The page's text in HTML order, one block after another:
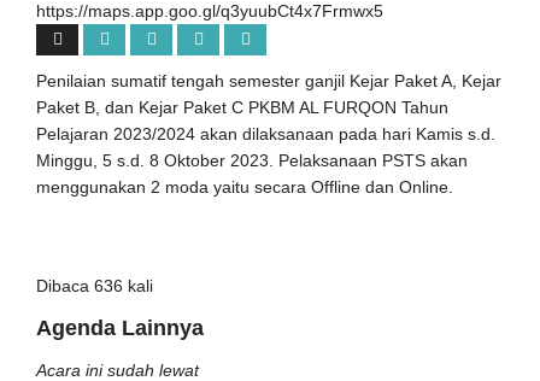
https://maps.app.goo.gl/q3yuubCt4x7Frmwx5
Penilaian sumatif tengah semester ganjil Kejar Paket A, Kejar
Paket B, dan Kejar Paket C PKBM AL FURQON Tahun
Pelajaran 2023/2024 akan dilaksanaan pada hari Kamis s.d.
Minggu, 5 s.d. 8 Oktober 2023. Pelaksanaan PSTS akan
menggunakan 2 moda yaitu secara Offline dan Online.
Dibaca 636 kali
Agenda Lainnya
Acara ini sudah lewat